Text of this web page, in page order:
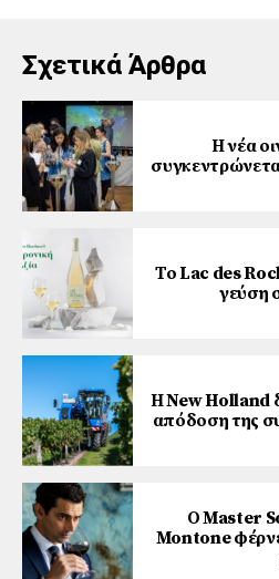
Σχετικά Άρθρα
Η νέα
Το Lac des
γεύση
Η New Holland
απόδοση της
Ο Master
Montone